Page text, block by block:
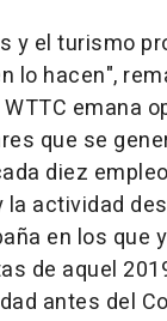
y el turismo
lo hacen",
emana
que se
diez
actividad
en los que
de aquel
antes del